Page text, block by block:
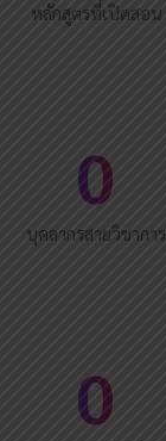
หลักสูตรที่เปิดสอน
10
บุคลากรสายวิชาการ
5